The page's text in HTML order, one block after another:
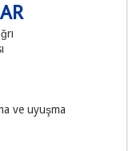
ve uyuşma